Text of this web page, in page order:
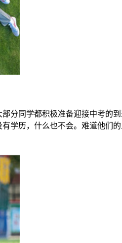
分同学都积极准备迎接中考
学历，什么也不会。难道他们